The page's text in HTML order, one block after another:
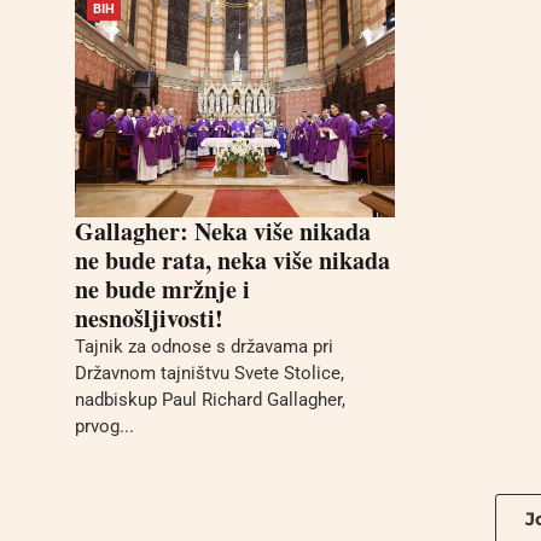
BIH
Gallagher: Neka više nikada
ne bude rata, neka više nikada
ne bude mržnje i
nesnošljivosti!
Tajnik za odnose s državama pri
Državnom tajništvu Svete Stolice,
nadbiskup Paul Richard Gallagher,
prvog...